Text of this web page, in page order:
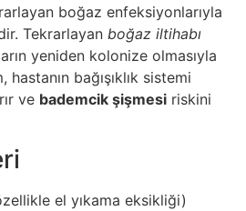
boğaz enfeksiyonlarıyla
Tekrarlayan boğaz iltihabı
yeniden kolonize olmasıyla
bağışıklık sistemi
ve bademcik şişmesi riskini
el yıkama eksikliği)